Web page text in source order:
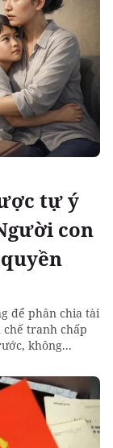
tự ý
con
để phân chia tài
chế tranh chấp
không...